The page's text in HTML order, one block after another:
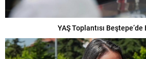
YAŞ Toplantısı Beştepe’de